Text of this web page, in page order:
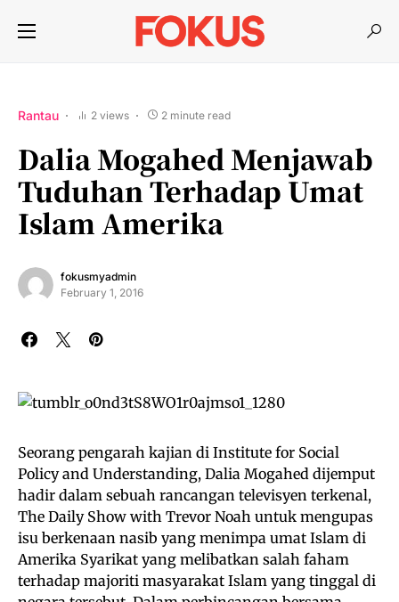
Rantau 2 views 2 minute read
Dalia Mogahed Menjawab
Tuduhan Terhadap Umat
Islam Amerika
fokusmyadmin
February 1, 2016
Seorang pengarah kajian di Institute for Social
Policy and Understanding, Dalia Mogahed dijemput
hadir dalam sebuah rancangan televisyen terkenal,
The Daily Show with Trevor Noah untuk mengupas
isu berkenaan nasib yang menimpa umat Islam di
Amerika Syarikat yang melibatkan salah faham
terhadap majoriti masyarakat Islam yang tinggal di